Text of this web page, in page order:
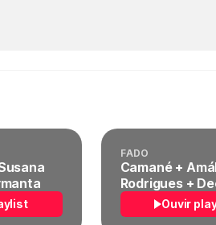
FADO
Camané +
Rodrigues +
Ouvir